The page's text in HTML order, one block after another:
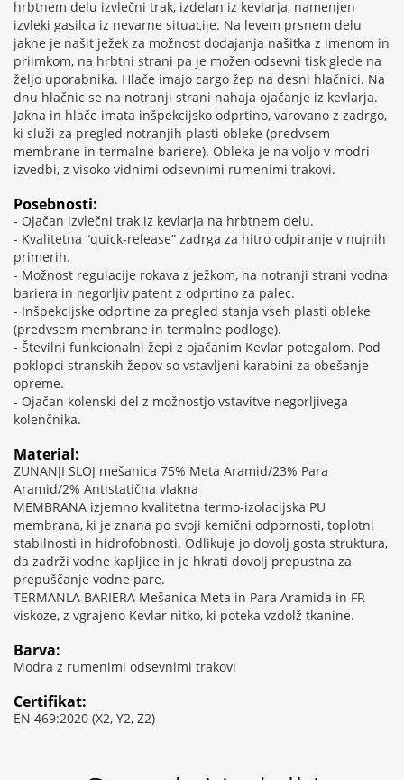
hrbtnem delu izvlečni trak, izdelan iz kevlarja, namenjen
izvleki gasilca iz nevarne situacije. Na levem prsnem delu
jakne je našit ježek za možnost dodajanja našitka z imenom in
priimkom, na hrbtni strani pa je možen odsevni tisk glede na
željo uporabnika. Hlače imajo cargo žep na desni hlačnici. Na
dnu hlačnic se na notranji strani nahaja ojačanje iz kevlarja.
Jakna in hlače imata inšpekcijsko odprtino, varovano z zadrgo,
ki služi za pregled notranjih plasti obleke (predvsem
membrane in termalne bariere). Obleka je na voljo v modri
izvedbi, z visoko vidnimi odsevnimi rumenimi trakovi.
Posebnosti:
- Ojačan izvlečni trak iz kevlarja na hrbtnem delu.
- Kvalitetna “quick-release” zadrga za hitro odpiranje v nujnih
primerih.
- Možnost regulacije rokava z ježkom, na notranji strani vodna
bariera in negorljiv patent z odprtino za palec.
- Inšpekcijske odprtine za pregled stanja vseh plasti obleke
(predvsem membrane in termalne podloge).
- Številni funkcionalni žepi z ojačanim Kevlar potegalom. Pod
poklopci stranskih žepov so vstavljeni karabini za obešanje
opreme.
- Ojačan kolenski del z možnostjo vstavitve negorljivega
kolenčnika.
Material:
ZUNANJI SLOJ mešanica 75% Meta Aramid/23% Para
Aramid/2% Antistatična vlakna
MEMBRANA izjemno kvalitetna termo-izolacijska PU
membrana, ki je znana po svoji kemični odpornosti, toplotni
stabilnosti in hidrofobnosti. Odlikuje jo dovolj gosta struktura,
da zadrži vodne kapljice in je hkrati dovolj prepustna za
prepuščanje vodne pare.
TERMANLA BARIERA Mešanica Meta in Para Aramida in FR
viskoze, z vgrajeno Kevlar nitko, ki poteka vzdolž tkanine.
Barva:
Modra z rumenimi odsevnimi trakovi
Certifikat:
EN 469:2020 (X2, Y2, Z2)